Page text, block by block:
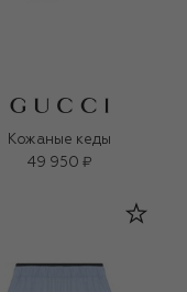
Кожаные кеды
49 950 ₽